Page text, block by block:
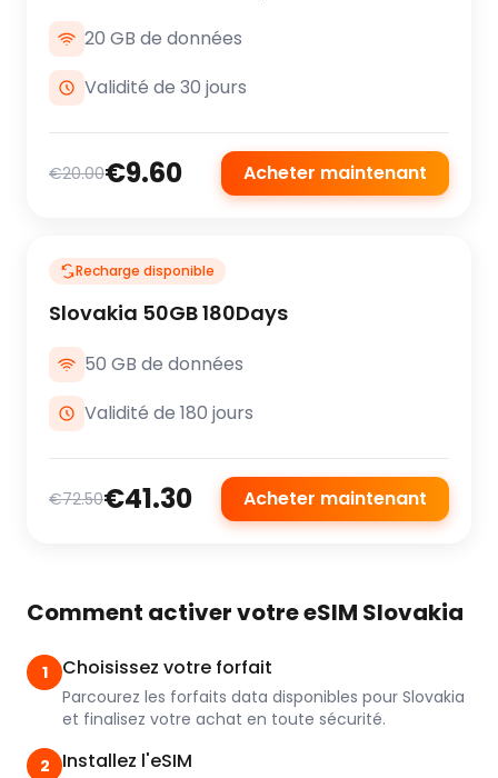
20 GB de données
Validité de 30 jours
€20.00€9.60 Acheter maintenant
Recharge disponible
Slovakia 50GB 180Days
50 GB de données
Validité de 180 jours
€72.50€41.30 Acheter maintenant
Comment activer votre eSIM Slovakia
1 Choisissez votre forfait
Parcourez les forfaits data disponibles pour Slovakia
et finalisez votre achat en toute sécurité.
2 Installez l'eSIM